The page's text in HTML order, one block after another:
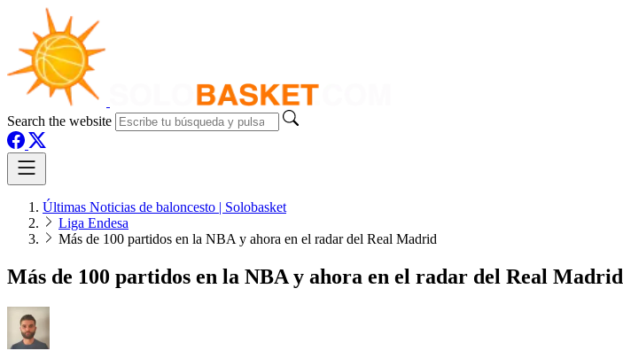
Search the website
Últimas Noticias de baloncesto | Solobasket
Liga Endesa
Más de 100 partidos en la NBA y ahora en el radar del Real Madrid
Más de 100 partidos en la NBA y ahora en el radar del Real Madrid